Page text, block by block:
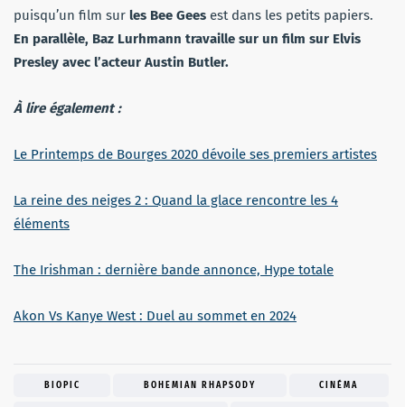
puisqu’un film sur les Bee Gees est dans les petits papiers.
En parallèle, Baz Lurhmann travaille sur un film sur Elvis
Presley avec l’acteur Austin Butler.
À lire également :
Le Printemps de Bourges 2020 dévoile ses premiers artistes
La reine des neiges 2 : Quand la glace rencontre les 4
éléments
The Irishman : dernière bande annonce, Hype totale
Akon Vs Kanye West : Duel au sommet en 2024
BIOPIC BOHEMIAN RHAPSODY CINÉMA